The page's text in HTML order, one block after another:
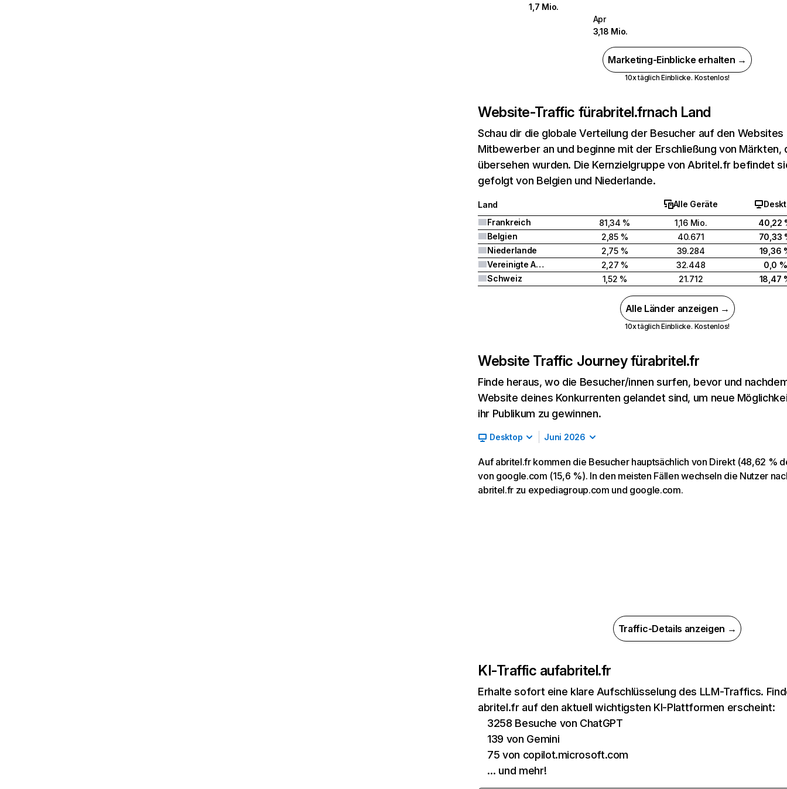
1,7 Mio.
Apr
3,18 Mio.
Marketing-Einblicke erhalten →
10x täglich Einblicke. Kostenlos!
Website-Traffic fürabritel.frnach Land
Schau dir die globale Verteilung der Besucher auf den Websites
Mitbewerber an und beginne mit der Erschließung von Märkten,
übersehen wurden. Die Kernzielgruppe von Abritel.fr befindet
gefolgt von Belgien und Niederlande.
Land Alle Geräte
Frankreich
81,34 % 1,16 Mio.
40,22
Belgien
2,85 % 40.671
70,33
Niederlande
2,75 % 39.284
19,36
Vereinigte Arabische Emirate
2,27 % 32.448
0,0 %
Schweiz
1,52 % 21.712 18,47
Alle Länder anzeigen →
10x täglich Einblicke. Kostenlos!
Website Traffic Journey fürabritel.fr
Finde heraus, wo die Besucher/innen surfen, bevor und
Website deines Konkurrenten gelandet sind, um neue
ihr Publikum zu gewinnen.
Desktop Juni 2026
Auf abritel.fr kommen die Besucher hauptsächlich von Direkt (48,62 %
von google.com (15,6 %). In den meisten Fällen wechseln die Nutzer
abritel.fr zu expediagroup.com und google.com.
Traffic-Details anzeigen →
KI-Traffic aufabritel.fr
Erhalte sofort eine klare Aufschlüsselung des LLM-Traffics.
abritel.fr auf den aktuell wichtigsten KI-Plattformen erscheint:
3258 Besuche von ChatGPT
139 von Gemini
75 von copilot.microsoft.com
… und mehr!